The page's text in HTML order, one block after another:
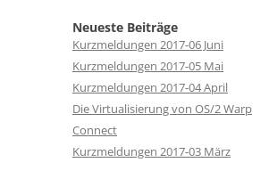
Neueste Beiträge
Kurzmeldungen 2017-06 Juni
Kurzmeldungen 2017-05 Mai
Kurzmeldungen 2017-04 April
Die Virtualisierung von OS/2 Warp
Connect
Kurzmeldungen 2017-03 März